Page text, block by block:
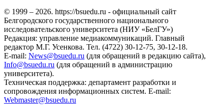
© 1999 – 2026. https://bsuedu.ru - официальный сайт
Белгородского государственного национального
исследовательского университета (НИУ «БелГУ»)
Редакция: управление медиакоммуникаций. Главный
редактор М.Г. Усенкова. Тел. (4722) 30-12-75, 30-12-18.
E-mail: News@bsuedu.ru (для обращений в редакцию сайта),
Info@bsuedu.ru (для обращений в администрацию
университета).
Техническая поддержка: департамент разработки и
сопровождения информационных систем. E-mail:
Webmaster@bsuedu.ru